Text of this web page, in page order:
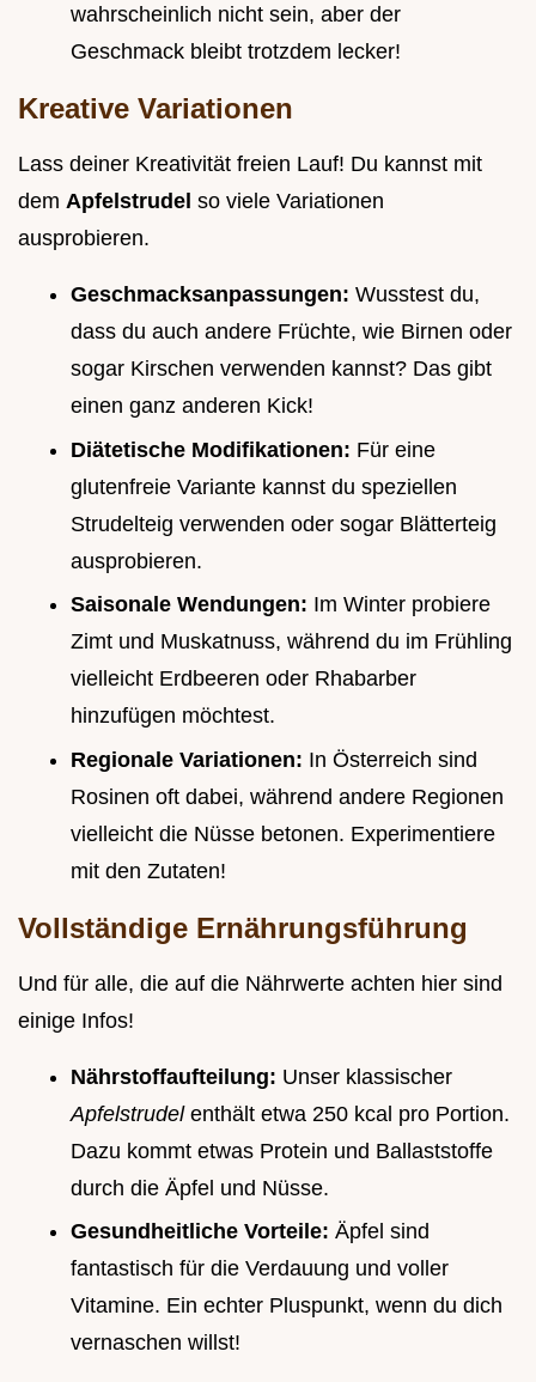
wahrscheinlich nicht sein, aber der
Geschmack bleibt trotzdem lecker!
Kreative Variationen
Lass deiner Kreativität freien Lauf! Du kannst mit
dem Apfelstrudel so viele Variationen
ausprobieren.
Geschmacksanpassungen: Wusstest du,
dass du auch andere Früchte, wie Birnen oder
sogar Kirschen verwenden kannst? Das gibt
einen ganz anderen Kick!
Diätetische Modifikationen: Für eine
glutenfreie Variante kannst du speziellen
Strudelteig verwenden oder sogar Blätterteig
ausprobieren.
Saisonale Wendungen: Im Winter probiere
Zimt und Muskatnuss, während du im Frühling
vielleicht Erdbeeren oder Rhabarber
hinzufügen möchtest.
Regionale Variationen: In Österreich sind
Rosinen oft dabei, während andere Regionen
vielleicht die Nüsse betonen. Experimentiere
mit den Zutaten!
Vollständige Ernährungsführung
Und für alle, die auf die Nährwerte achten hier sind
einige Infos!
Nährstoffaufteilung: Unser klassischer
Apfelstrudel enthält etwa 250 kcal pro Portion.
Dazu kommt etwas Protein und Ballaststoffe
durch die Äpfel und Nüsse.
Gesundheitliche Vorteile: Äpfel sind
fantastisch für die Verdauung und voller
Vitamine. Ein echter Pluspunkt, wenn du dich
vernaschen willst!